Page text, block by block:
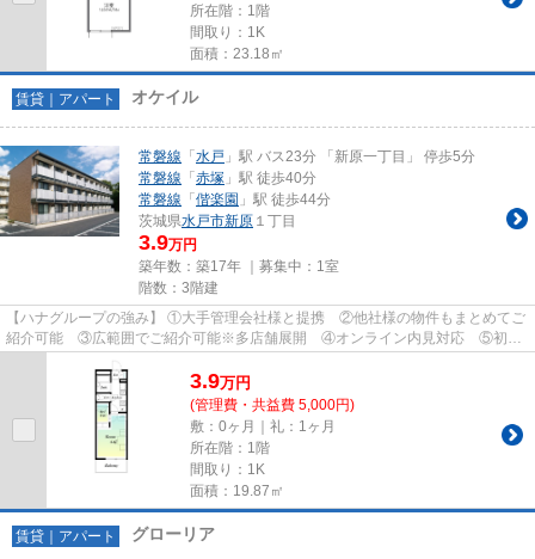
所在階：1階
間取り：1K
面積：23.18㎡
賃貸｜アパート オケイル
常磐線 「 水戸 」駅 バス23分 「新原一丁目」 停歩5分
常磐線 「 赤塚 」駅 徒歩40分
常磐線 「 偕楽園 」駅 徒歩44分
茨城県水戸市新原 １丁目
3.9万円
築年数：築17年 ｜募集中： 1室
階数：3階建
【ハナグループの強み】 ①大手管理会社様と提携 ②他社様の物件もまとめてご
紹介可能 ③広範囲でご紹介可能※多店舗展開 ④オンライン内見対応 ⑤初期
3.9万円
(管理費・共益費 5,000円)
敷：0ヶ月｜礼：1ヶ月
所在階：1階
間取り：1K
面積：19.87㎡
賃貸｜アパート グローリア